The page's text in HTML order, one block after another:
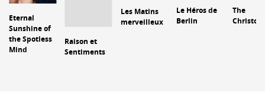
Eternal
Sunshine of
the Spotless
Mind
Raison et
Sentiments
Les Matins
merveilleux
Le Héros de
Berlin
The